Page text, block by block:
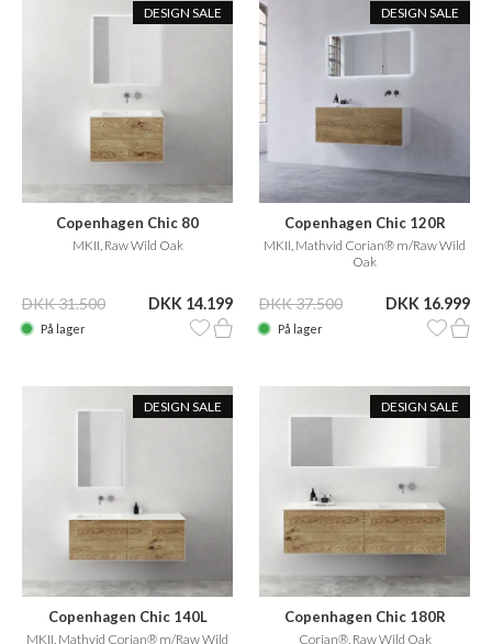
DESIGN SALE
Copenhagen Chic 80
MKII, Raw Wild Oak
DKK 31.500 DKK 14.199
På lager
DESIGN SALE
Copenhagen Chic 120R
MKII, Mathvid Corian® m/Raw Wild
Oak
DKK 37.500 DKK 16.999
På lager
DESIGN SALE
Copenhagen Chic 140L
MKII, Mathvid Corian® m/Raw Wild
DESIGN SALE
Copenhagen Chic 180R
Corian®, Raw Wild Oak